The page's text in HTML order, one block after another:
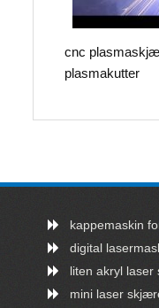
cnc
plasmakutter
kappemaskin
digital
liten akryl
mini laser